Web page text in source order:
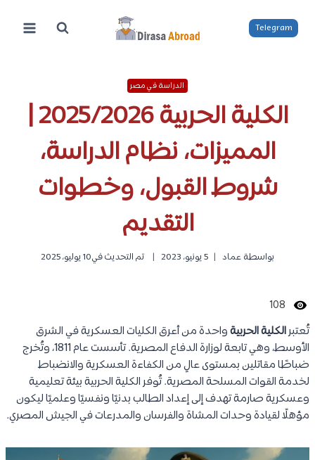
المحتوى
Telegram
الدراسة في مصر
الكلية الحربية 2025/2026 |
المميزات، نظام الدراسة،
شروط القبول، وخطوات
التقديم
بواسطة عماد 5 يونيو، 2023 تم التحديث في10 يوليو، 2025
108
تُعتبرالكلية الحربيةواحدة من أعرق الكليات العسكرية في الشرق
الأوسط، وهي تابعة لوزارة الدفاع المصرية. تأسست عام 1811، وتُخرج
ضباطًا مقاتلين بمستوى عالٍ من الكفاءة العسكرية والانضباط
لخدمة القوات المسلحة المصرية. تُوفر الكلية الحربية بيئة تعليمية
وعسكرية صارمة تهدف إلى إعداد الطالب بدنيًا ونفسيًا وعلميًا ليكون
مؤهلًا لقيادة وحدات المشاة والفرسان والمدرعات في الجيش المصري.